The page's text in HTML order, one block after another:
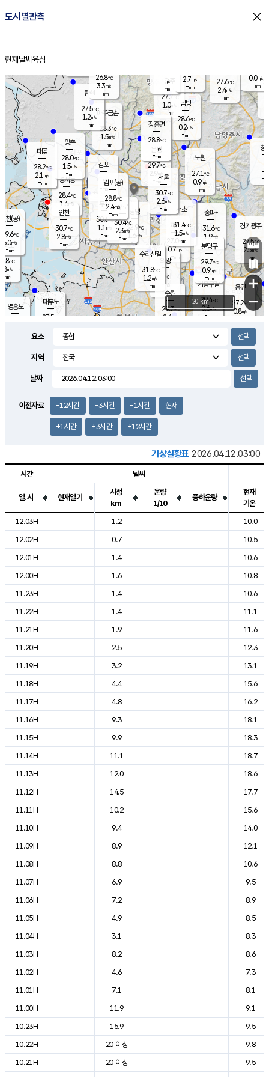
도시별관측 close
홈
현재날씨 육상
의도
℃
m/s
mm
영흥도
양주
27.7℃
1.0
-mm
과천
27.0℃
0.7m/s
- mm
용인
27.2℃
0.8m/s
경기광주
27.5℃
2.5m/s
-mm
1.1m/s
대부도
27.5
경서동
28.4℃
1.6 m/s
-mm
파주금촌
28.3℃
1.5m/s
-mm
27.6℃
2.4m/s
-mm
대곶
28.2℃
2.1 m/s
-mm
창
-
-m/
-
탄현
27.5℃
1.2m/s
-mm
0.0m/s
-mm
의왕
- ℃
m/s
mm
김포
- ℃
-m/s
mm
광명
32.9 ℃
1.6 m/s
-mm
부천
30.6℃
1.1 m/s
-mm
양촌
28.0℃
1.5m/s
-mm
구로
30.4℃
2.3m/s
-mm
은평
29.7℃
2.9 m/s
- mm
노원
27.1℃
0.9m/s
-mm
송파*
31.6℃
1.9m/s
-mm
서초
31.4℃
1.5m/s
-mm
남방
28.6℃
0.2m/s
-mm
기흥구갈
29.4℃
0.6m/s
-
수리산길
31.8℃
1.2m/s
-mm
분당구
29.7℃
0.9m/s
-mm
장흥면
28.8℃
-m/s
-mm
-m/s
-mm
인천(공)
29.6℃
6.0m/s
-mm
김포(공)
28.8℃
2.4m/s
-mm
수원
29.7℃
2.4 m/s
인천
30.7℃
2.8m/s
-mm
서울
30.7℃
2.6m/s
-mm
26.8℃
3.3m/s
-mm
2.7m/s
-mm
+
−
20 km
요소
지역
날짜
이전자료 -12시간 -3시간 -1시간 현재
+1시간 +3시간 +12시간
기상실황표 2026.04.12.03:00
도시별 기상실황표로 지점, 날씨, 기온, 강수, 바람, 기압등을 안내한 표입
시간 날씨
일.시 현재일기
시정
km
운량
1/10
중하운량
현재
기온
12.03H
1.2
10.0
12.02H
0.7
10.5
12.01H
1.4
10.6
12.00H
1.6
10.8
11.23H
1.4
10.6
11.22H
1.4
11.1
11.21H
1.9
11.6
11.20H
2.5
12.3
11.19H
3.2
13.1
11.18H
4.4
15.6
11.17H
4.8
16.2
11.16H
9.3
18.1
11.15H
9.9
18.3
11.14H
11.1
18.7
11.13H
12.0
18.6
11.12H
14.5
17.7
11.11H
10.2
15.6
11.10H
9.4
14.0
11.09H
8.9
12.1
11.08H
8.8
10.6
11.07H
6.9
9.5
11.06H
7.2
8.9
11.05H
4.9
8.5
11.04H
3.1
8.3
11.03H
8.2
8.6
11.02H
4.6
7.3
11.01H
7.1
8.1
11.00H
11.9
9.1
10.23H
15.9
9.5
10.22H
20 이상
9.8
10.21H
20 이상
9.5